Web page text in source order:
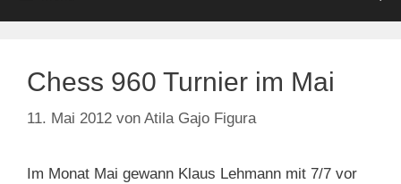
Chess 960 Turnier im Mai
11. Mai 2012 von Atila Gajo Figura
Im Monat Mai gewann Klaus Lehmann mit 7/7 vor